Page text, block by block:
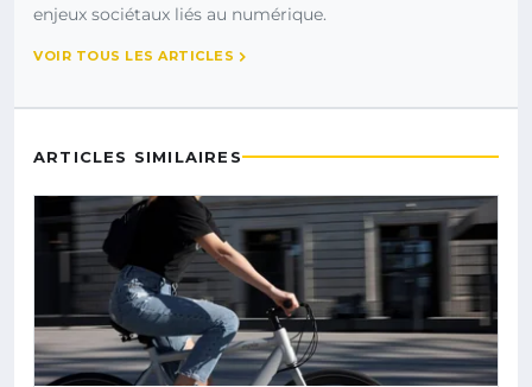
enjeux sociétaux liés au numérique.
VOIR TOUS LES ARTICLES
ARTICLES SIMILAIRES